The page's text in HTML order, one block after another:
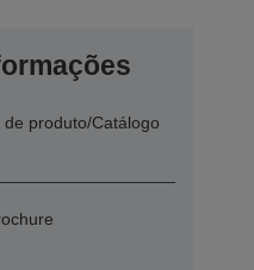
produto/Catálogo